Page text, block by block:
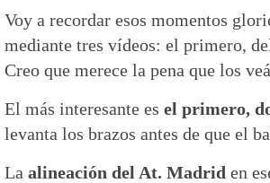
Voy a recordar esos momentos
mediante tres vídeos: el primero,
Creo que merece la pena que los
El más interesante es el primero,
levanta los brazos antes de que el
La alineación del At. Madrid en